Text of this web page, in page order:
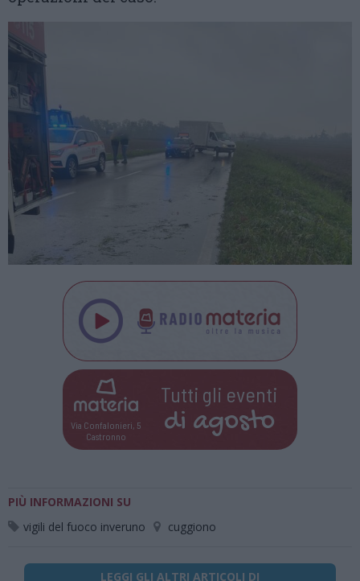
Via Confalonieri, 5
Castronno
Tutti gli eventi
di agosto
PIÙ INFORMAZIONI SU
vigili del fuoco inveruno
cuggiono
LEGGI GLI ALTRI ARTICOLI DI